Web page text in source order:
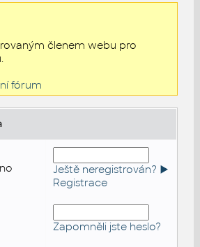
členem webu pro
fórum
Ještě neregistrován? ►
Registrace
Zapomněli jste heslo?